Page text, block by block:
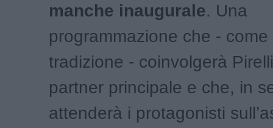
manche inaugurale. Una
programmazione che - come
tradizione - coinvolgerà
partner principale e che, in
attenderà i protagonisti